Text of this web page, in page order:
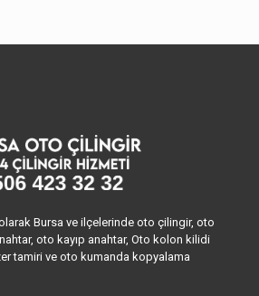
Bursa ve ilçelerinde oto çilingir, oto
oto kayıp anahtar, Oto kolon kilidi
tamiri ve oto kumanda kopyalama